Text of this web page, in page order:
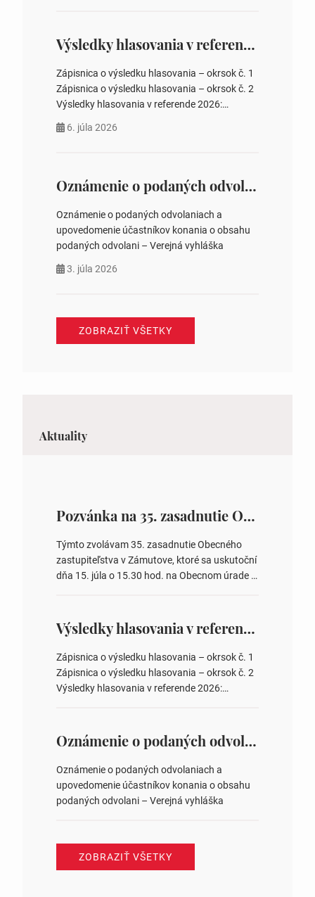
zastupiteľstiev, počtu poslancov obecných
zastupiteľstiev v nich 4. Schválenie odpredaja
obecného pozemku –…
Výsledky hlasovania v referende 2026
Zápisnica o výsledku hlasovania – okrsok č. 1
Zápisnica o výsledku hlasovania – okrsok č. 2
Výsledky hlasovania v referende 2026:
na hlasovaní https://www.volbysr.sk/…
6. júla 2026
Oznámenie o podaných odvolaniach a upovedomenie účastníkov konania o obsahu podaných odvolani – Verejná vyhláška
Oznámenie o podaných odvolaniach a
upovedomenie účastníkov konania o obsahu
podaných odvolani – Verejná vyhláška
3. júla 2026
ZOBRAZIŤ VŠETKY
Aktuality
Pozvánka na 35. zasadnutie OZ v Zámutove
Týmto zvolávam 35. zasadnutie Obecného
zastupiteľstva v Zámutove, ktoré sa uskutoční
dňa 15. júla o 15.30 hod. na Obecnom úrade v
overovateľov zápisnice 3. Určenie volebných
obvodov pre voľby poslancov obecných
zastupiteľstiev, počtu poslancov obecných
zastupiteľstiev v nich 4. Schválenie odpredaja
obecného pozemku –…
Výsledky hlasovania v referende 2026
Zápisnica o výsledku hlasovania – okrsok č. 1
Zápisnica o výsledku hlasovania – okrsok č. 2
Výsledky hlasovania v referende 2026:
ysledky.html
Oznámenie o podaných odvolaniach a upovedomenie účastníkov konania o obsahu podaných odvolani – Verejná vyhláška
Oznámenie o podaných odvolaniach a
upovedomenie účastníkov konania o obsahu
podaných odvolani – Verejná vyhláška
ZOBRAZIŤ VŠETKY